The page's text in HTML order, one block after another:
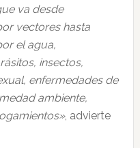
va desde
vectores hasta
el agua,
insectos,
enfermedades de
ambiente,
, advierte